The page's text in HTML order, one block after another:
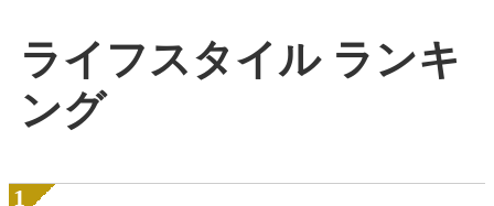
ライフスタイル ランキ
ング